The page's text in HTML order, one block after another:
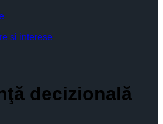
si interese
decizională